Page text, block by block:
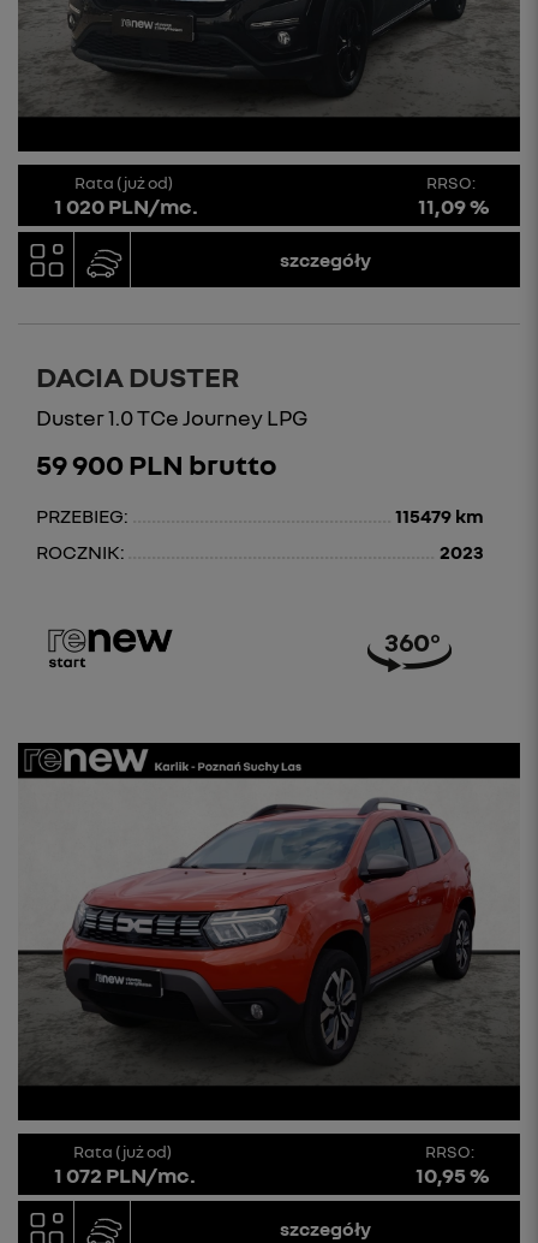
Rata (już od)
1 020 PLN/mc.
RRSO:
11,09 %
szczegóły
DACIA DUSTER
Duster 1.0 TCe Journey LPG
59 900 PLN brutto
PRZEBIEG:
115479 km
ROCZNIK:
2023
Rata (już od)
1 072 PLN/mc.
RRSO:
10,95 %
szczegóły